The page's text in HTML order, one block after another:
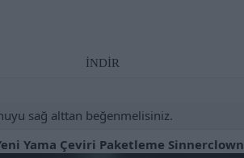
İNDİR
sağ alttan beğenmelisiniz.
Yama Çeviri Paketleme Sinnerclown